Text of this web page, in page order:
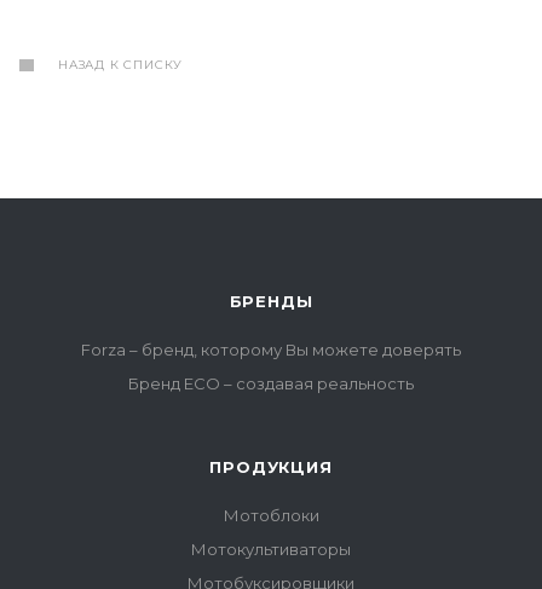
НАЗАД К СПИСКУ
БРЕНДЫ
Forza – бренд, которому Вы можете доверять
Бренд ECO – создавая реальность
ПРОДУКЦИЯ
Мотоблоки
Мотокультиваторы
Мотобуксировщики